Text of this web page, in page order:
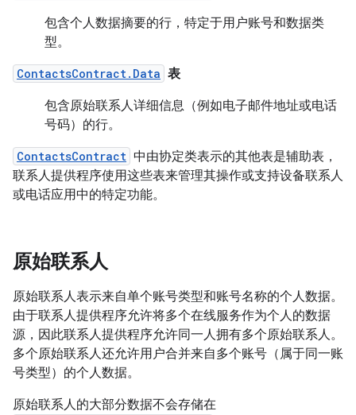
包含个人数据摘要的行，特定于用户账号和数据类
型。
ContactsContract.Data 表
包含原始联系人详细信息（例如电子邮件地址或电话
号码）的行。
ContactsContract 中由协定类表示的其他表是辅助表，
联系人提供程序使用这些表来管理其操作或支持设备联系人
或电话应用中的特定功能。
原始联系人
原始联系人表示来自单个账号类型和账号名称的个人数据。
由于联系人提供程序允许将多个在线服务作为个人的数据
源，因此联系人提供程序允许同一人拥有多个原始联系人。
多个原始联系人还允许用户合并来自多个账号（属于同一账
号类型）的个人数据。
原始联系人的大部分数据不会存储在